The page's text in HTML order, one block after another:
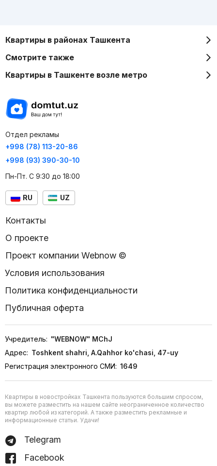
Квартиры в районах Ташкента
Смотрите также
Квартиры в Ташкенте возле метро
Отдел рекламы
+998 (78) 113-20-86
+998 (93) 390-30-10
Пн-Пт. С 9:30 до 18:00
RU UZ
Контакты
О проекте
Проект компании Webnow ©
Условия использования
Политика конфиденциальности
Публичная оферта
Учредитель: "WEBNOW" MChJ
Адрес: Toshkent shahri, A.Qahhor ko'chasi, 47-uy
Регистрация электронного СМИ: 1649
Квартиры в новостройках Ташкента пользуются большим спросом,
вы можете разместить на нашем сайте неограниченное количество
квартир любой из категорий. А также разместить рекламные и
информационные статьи. Удачи!
Telegram
Facebook